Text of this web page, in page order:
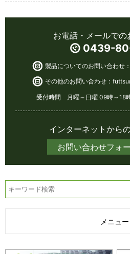
お電話・メールでの
0439-
製品についてのお問い合わせ：
その他のお問い合わせ：
受付時間 月曜～日曜 09時～18
インターネットから
お問い合わせフォ
メニュー